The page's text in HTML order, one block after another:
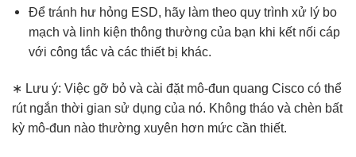
Để tránh hư hỏng ESD, hãy làm theo quy trình xử lý bo
mạch và linh kiện thông thường của bạn khi kết nối cáp
với công tắc và các thiết bị khác.
∗ Lưu ý: Việc gỡ bỏ và cài đặt mô-đun quang Cisco có thể
rút ngắn thời gian sử dụng của nó. Không tháo và chèn bất
kỳ mô-đun nào thường xuyên hơn mức cần thiết.